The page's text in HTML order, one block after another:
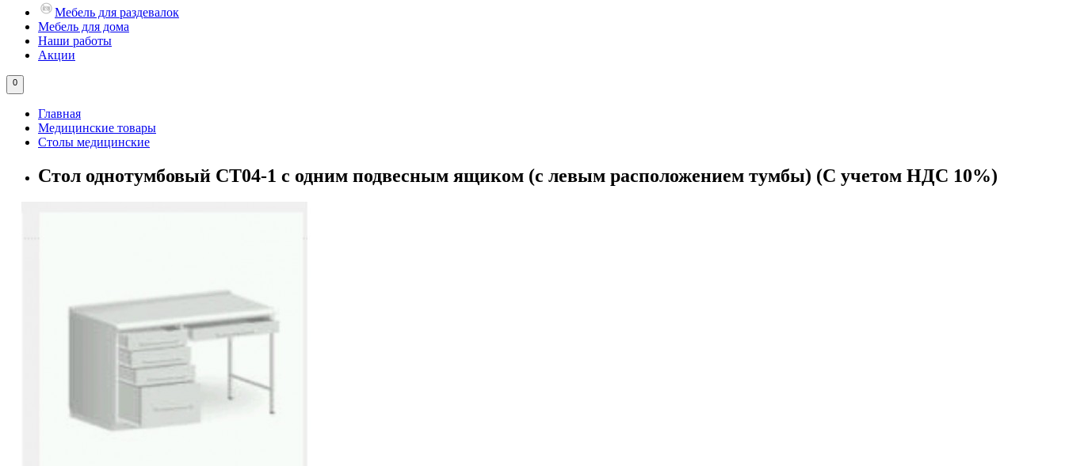
Мебель для раздевалок
Мебель для дома
Наши работы
Акции
0
Главная
Медицинские товары
Столы медицинские
Стол однотумбовый СТ04-1 с одним подвесным ящиком (с левым расположением тумбы) (С учетом НДС 10%)